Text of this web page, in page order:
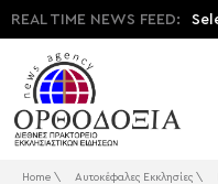
REAL TIME NEWS FEED:
Home \ Αυτοκέφαλες Εκκλησίες \